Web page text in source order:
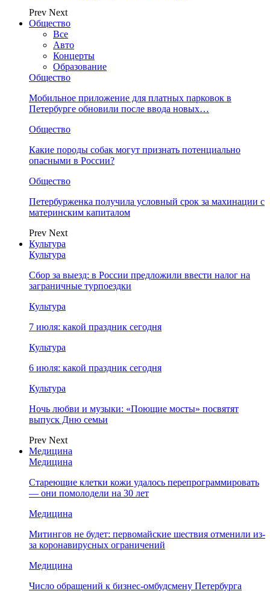
Prev Next
Общество
Все
Авто
Концерты
Образование
Общество
Мобильное приложение для платных парковок в
Петербурге обновили после ввода новых…
Общество
Какие породы собак могут признать потенциально
опасными в России?
Общество
Петербурженка получила условный срок за махинации с
материнским капиталом
Prev Next
Культура
Культура
Сбор за выезд: в России предложили ввести налог на
заграничные турпоездки
Культура
7 июля: какой праздник сегодня
Культура
6 июля: какой праздник сегодня
Культура
Ночь любви и музыки: «Поющие мосты» посвятят
выпуск Дню семьи
Prev Next
Медицина
Медицина
Стареющие клетки кожи удалось перепрограммировать
— они помолодели на 30 лет
Медицина
Митингов не будет: первомайские шествия отменили из-
за коронавирусных ограничений
Медицина
Число обращений к бизнес-омбудсмену Петербурга